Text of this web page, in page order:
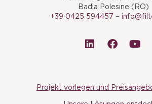
Badia Polesine (RO)
+39 0425 594457 –
Projekt vorlegen und